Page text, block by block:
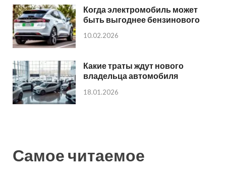
Когда электромобиль может
быть выгоднее бензинового
10.02.2026
Какие траты ждут нового
владельца автомобиля
18.01.2026
Самое читаемое